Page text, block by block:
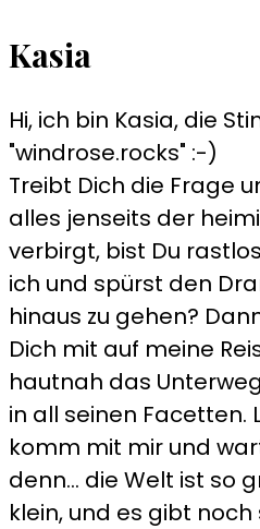
Kasia
Hi, ich bin Kasia, die
"windrose.rocks" :-)
Treibt Dich die Frage
alles jenseits der
verbirgt, bist Du
ich und spürst den
hinaus zu gehen?
Dich mit auf meine
hautnah das
in all seinen Facetten.
komm mit mir und
denn... die Welt ist so
klein, und es gibt noch